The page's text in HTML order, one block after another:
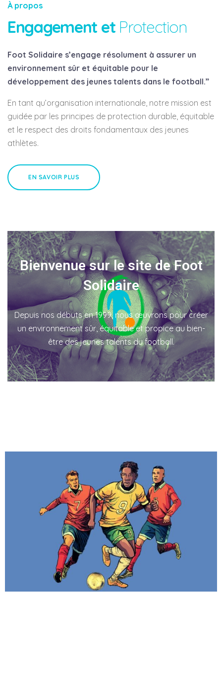
À propos
Engagement et Protection
Foot Solidaire s’engage résolument à assurer un
environnement sûr et équitable pour le
développement des jeunes talents dans le football.”
En tant qu’organisation internationale, notre mission est
guidée par les principes de protection durable, équitable
et le respect des droits fondamentaux des jeunes
athlètes.
EN SAVOIR PLUS
Bienvenue sur le site de Foot
Solidaire
Depuis nos débuts en 1999, nous œuvrons pour créer
un environnement sûr, équitable et propice au bien-
être des jeunes talents du football.